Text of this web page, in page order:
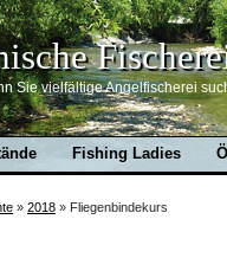
Sie vielfältige Angelfischerei
Fishing Ladies
» 2018 » Fliegenbindekurs